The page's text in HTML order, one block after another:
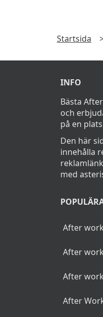
Startsida
INFO
Bästa
och
på en
Den här
innehålla
med
After
After
After
After